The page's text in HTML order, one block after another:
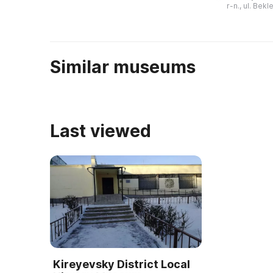
художник и
r-n., ul.
Similar museums
Last viewed
Kireyevsky District Local